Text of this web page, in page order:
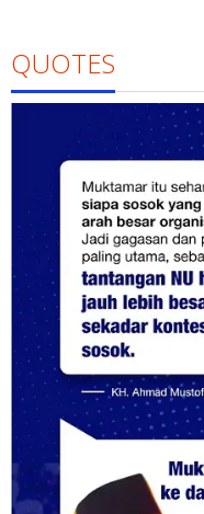
QUOTES